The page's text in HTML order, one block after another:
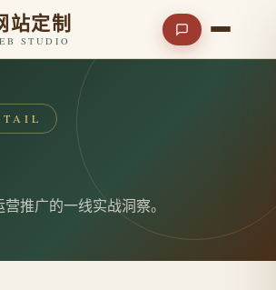
站定制
STUDIO
推广的一线实战洞察。